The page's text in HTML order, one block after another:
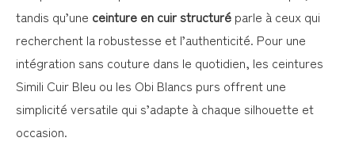
tandis qu’une ceinture en cuir structuré parle à ceux qui
recherchent la robustesse et l’authenticité. Pour une
intégration sans couture dans le quotidien, les ceintures
Simili Cuir Bleu ou les Obi Blancs purs offrent une
simplicité versatile qui s’adapte à chaque silhouette et
occasion.